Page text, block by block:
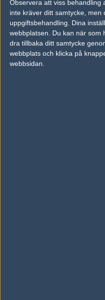
Observera att viss behandling
inte kräver ditt samtycke,
uppgiftsbehandling. Dina
webbplatsen. Du kan när som
dra tillbaka ditt samtycke
webbplats och klicka på
webbsidan.
Tipset
Du måste vara inloggad för att
match. Har du inget konto?
Lilmix